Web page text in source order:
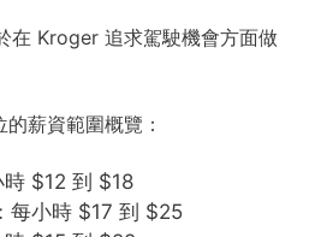
在 Kroger 追求駕駛機會方面做
薪資範圍概覽：
時 $12 到 $18
：每小時 $17 到 $25